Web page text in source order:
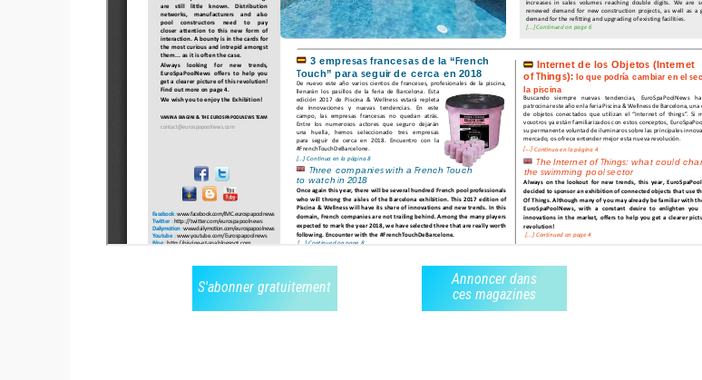
S'abonner gratuitement
Annoncer dans
ces magazines